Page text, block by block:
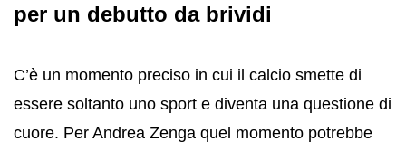
per un debutto da brividi
C’è un momento preciso in cui il calcio smette di
essere soltanto uno sport e diventa una questione di
cuore. Per Andrea Zenga quel momento potrebbe